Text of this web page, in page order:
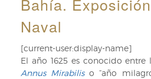
Bahía.
Naval
[current-user:display-name]
El año 1625 es conocido entre
Annus Mirabiliso “año